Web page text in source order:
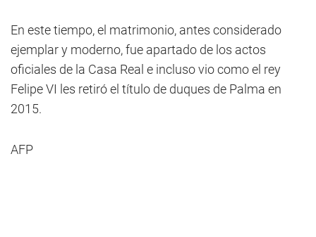
En este tiempo, el matrimonio, antes considerado
ejemplar y moderno, fue apartado de los actos
oficiales de la Casa Real e incluso vio como el rey
Felipe VI les retiró el título de duques de Palma en
2015.
AFP